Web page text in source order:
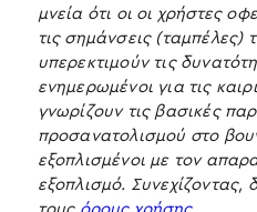
μνεία ότι οι οι χρήστες
τις σημάνσεις
υπερεκτιμούν τις
ενημερωμένοι για τις
γνωρίζουν τις βασικές
προσανατολισμού στο
εξοπλισμένοι με τον
εξοπλισμό. Συνεχίζοντας,
τους όρους χρήσης.